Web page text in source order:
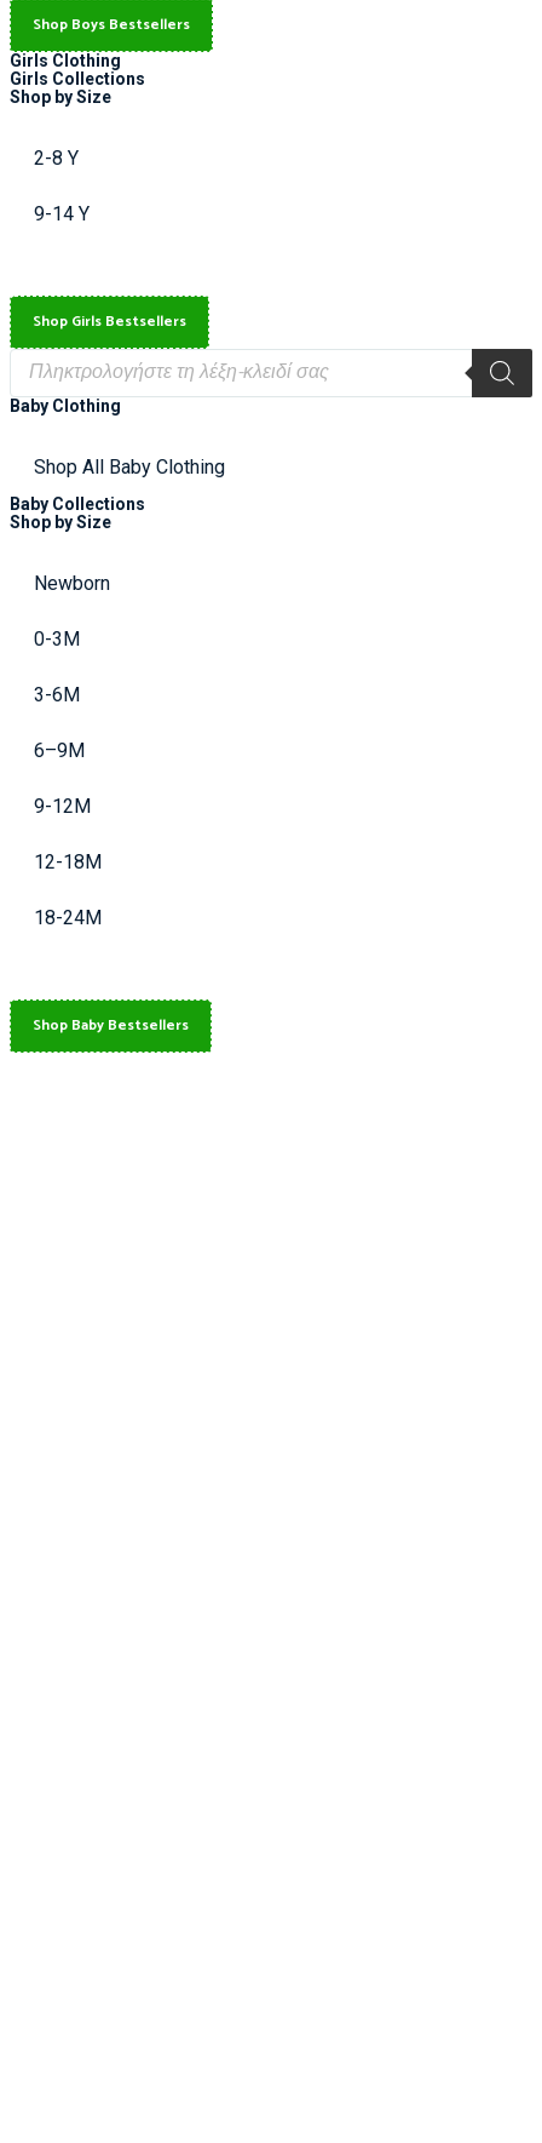
Shop Boys Bestsellers
Girls Clothing
Girls Collections
Shop by Size
2-8 Y
9-14 Y
Shop Girls Bestsellers
Baby Clothing
Shop All Baby Clothing
Baby Collections
Shop by Size
Newborn
0-3M
3-6M
6–9M
9-12M
12-18M
18-24M
Shop Baby Bestsellers